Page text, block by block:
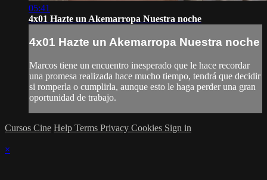
05:41
4x01 Hazte un Akemarropa Nuestra noche
4x01 Hazte un Akemarropa Nuestra noche
Marcos tiene un encuentro inesperado que le hace recordar
una promesa realizada hace mucho tiempo, tendrá que decidir
si romperla o cumplirla, aunque esto le haga perder una gran
oportunidad de trabajo.
Cursos Cine Help Terms Privacy Cookies Sign in
×